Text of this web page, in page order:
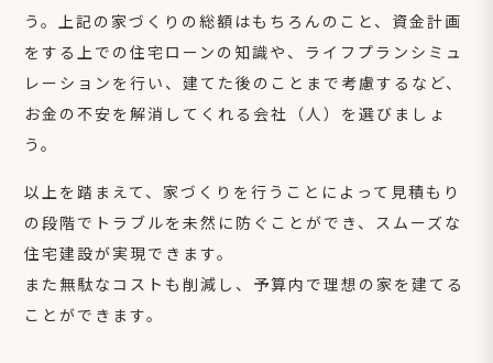
う。上記の家づくりの総額はもちろんのこと、資金計画
をする上での住宅ローンの知識や、ライフプランシミュ
レーションを行い、建てた後のことまで考慮するなど、
お金の不安を解消してくれる会社（人）を選びましょ
う。
以上を踏まえて、家づくりを行うことによって見積もり
の段階でトラブルを未然に防ぐことができ、スムーズな
住宅建設が実現できます。
また無駄なコストも削減し、予算内で理想の家を建てる
ことができます。